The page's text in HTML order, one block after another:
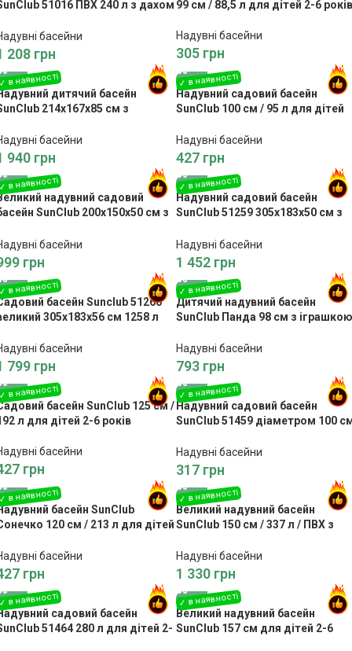
51016 ПВХ 240 л з дахом
басейни
208 грн
99 см / 88,5 л для дітей 2-6 років
Надувні басейни
305 грн
дитячий басейн
214x167x85 см з
басейни
940 грн
Надувний садовий басейн
SunClub 100 см / 95 л для дітей
Надувні басейни
427 грн
надувний садовий
SunClub 200x150x50 см з
басейни
грн
Надувний садовий басейн
SunClub 51259 305x183x50 см з
Надувні басейни
1 452 грн
басейн Sunclub 51260
305x183x56 см 1258 л
басейни
799 грн
Дитячий надувний басейн
SunClub Панда 98 см з іграшкою
Надувні басейни
793 грн
басейн SunClub 125 см /
л для дітей 2-6 років
басейни
грн
Надувний садовий басейн
SunClub 51459 діаметром 100
Надувні басейни
317 грн
басейн SunClub
120 см / 213 л для дітей
басейни
грн
Великий надувний басейн
SunClub 150 см / 337 л / ПВХ з
Надувні басейни
1 330 грн
садовий басейн
51464 280 л для дітей 2-
Великий надувний басейн
SunClub 157 см для дітей 2-6